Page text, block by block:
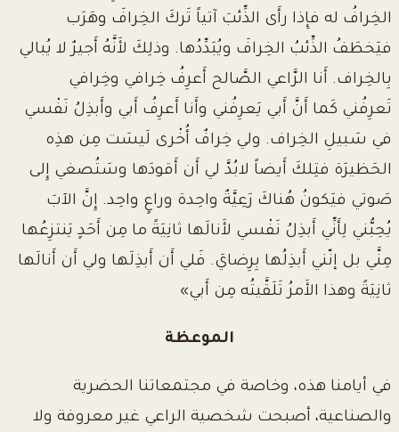
الخِرافُ له فإِذا رأَى الذِّئبَ آتياً تَركَ الخِرافَ وهَرَب
فيَخطَفُ الذِّئبُ الخِرافَ ويُبَدِّدُها. وذلِكَ لأَنَّهُ أَجيرٌ لا يُبالي
بِالخِراف. أَنا الرَّاعي الصَّالح أَعرِفُ خِرافي وخِرافي
تَعرِفُني كَما أَنَّ أَبي يَعرِفُني وأَنا أَعرِفُ أَبي وأَبذِلُ نَفْسي
في سَبيلِ الخِراف. ولي خِرافٌ أُخْرى لَيسَت مِن هذِه
الحَظيرَة فتِلكَ أَيضاً لابُدَّ لي أَن أَقودَها وسَتُصغي إِلى
صَوتي فيَكونُ هُناكَ رَعِيَّةٌ واحِدة وراعٍ واحِد. إِنَّ الآبَ
يُحِبُّني لِأَنِّي أَبذِلُ نَفْسي لأَنالَها ثانِيَةً ما مِن أَحَدٍ يَنتزِعُها
مِنَّي بل إنّني أَبذِلُها بِرِضايَ. فَلي أَن أَبذِلَها ولي أَن أَنالَها
ثانِيَةً وهذا الأَمرُ تَلَقَّيتُه مِن أَبي»
الموعظة
في أيامنا هذه، وخاصة في مجتمعاتنا الحضرية
والصناعية، أصبحت شخصية الراعي غير معروفة ولا